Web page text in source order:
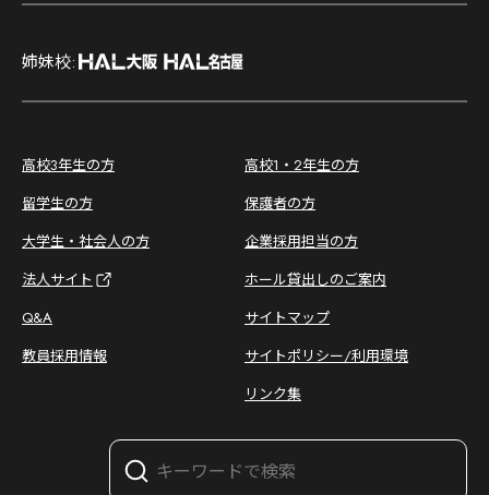
;
姉妹校:
;
高校3年生の方
高校1・2年生の方
留学生の方
保護者の方
大学生・社会人の方
企業採用担当の方
法人サイト
ホール貸出しのご案内
Q&A
サイトマップ
教員採用情報
サイトポリシー/利用環境
リンク集